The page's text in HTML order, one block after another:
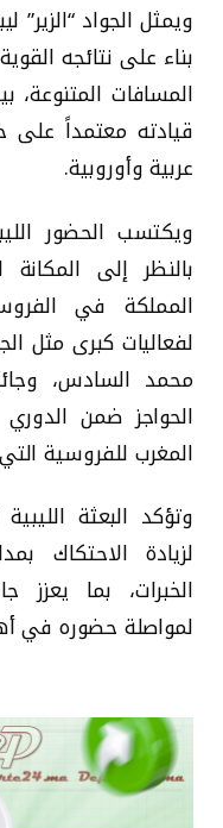
ويمثل الجواد
بناء على نتائجه
المسافات المتنوعة،
قيادته معتمداً
عربية وأوروبية.
ويكتسب الحضور
بالنظر إلى
المملكة في
لفعاليات كبرى مثل
محمد السادس،
الحواجز ضمن
المغرب للفروسية
وتؤكد البعثة
لزيادة الاحتكاك
الخبرات، بما
لمواصلة حضوره في